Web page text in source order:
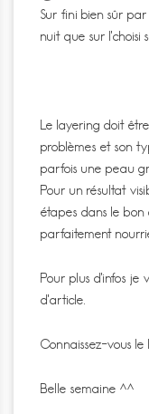
Sur fini bien sûr
nuit que sur l’choisi
Le layering doit
problèmes et son
parfois une peau
Pour un résultat
étapes dans le
parfaitement
Pour plus d’infos
d’article.
Connaissez-vous
Belle semaine ^^